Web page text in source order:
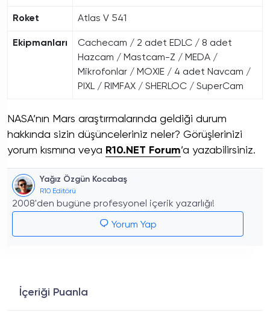
Roket Atlas V 541
Ekipmanları
Cachecam / 2 adet EDLC / 8 adet
Hazcam / Mastcam-Z / MEDA /
Mikrofonlar / MOXIE / 4 adet Navcam /
PIXL / RIMFAX / SHERLOC / SuperCam
NASA’nın Mars araştırmalarında geldiği durum
hakkında sizin düşünceleriniz neler? Görüşlerinizi
yorum kısmına veya R10.NET Forum’a yazabilirsiniz.
Yağız Özgün Kocabaş
R10 Editörü
2008'den bugüne profesyonel içerik yazarlığı!
Yorum Yap
İçeriği Puanla